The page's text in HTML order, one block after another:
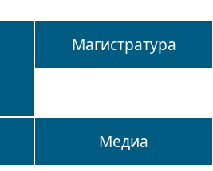
Магистратура
Медиа